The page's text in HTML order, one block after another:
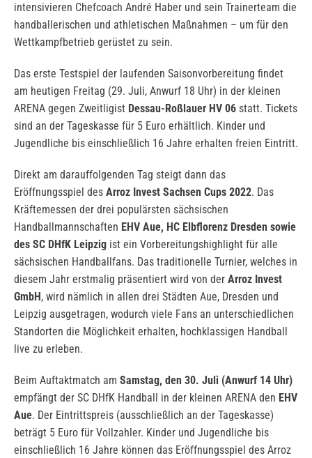
intensivieren Chefcoach André Haber und sein Trainerteam die
handballerischen und athletischen Maßnahmen – um für den
Wettkampfbetrieb gerüstet zu sein.
Das erste Testspiel der laufenden Saisonvorbereitung findet
am heutigen Freitag (29. Juli, Anwurf 18 Uhr) in der kleinen
ARENA gegen Zweitligist Dessau-Roßlauer HV 06 statt. Tickets
sind an der Tageskasse für 5 Euro erhältlich. Kinder und
Jugendliche bis einschließlich 16 Jahre erhalten freien Eintritt.
Direkt am darauffolgenden Tag steigt dann das
Eröffnungsspiel des Arroz Invest Sachsen Cups 2022. Das
Kräftemessen der drei populärsten sächsischen
Handballmannschaften EHV Aue, HC Elbflorenz Dresden sowie
des SC DHfK Leipzig ist ein Vorbereitungshighlight für alle
sächsischen Handballfans. Das traditionelle Turnier, welches in
diesem Jahr erstmalig präsentiert wird von der Arroz Invest
GmbH , wird nämlich in allen drei Städten Aue, Dresden und
Leipzig ausgetragen, wodurch viele Fans an unterschiedlichen
Standorten die Möglichkeit erhalten, hochklassigen Handball
live zu erleben.
Beim Auftaktmatch am Samstag, den 30. Juli (Anwurf 14 Uhr)
empfängt der SC DHfK Handball in der kleinen ARENA den EHV
Aue. Der Eintrittspreis (ausschließlich an der Tageskasse)
beträgt 5 Euro für Vollzahler. Kinder und Jugendliche bis
einschließlich 16 Jahre können das Eröffnungsspiel des Arroz